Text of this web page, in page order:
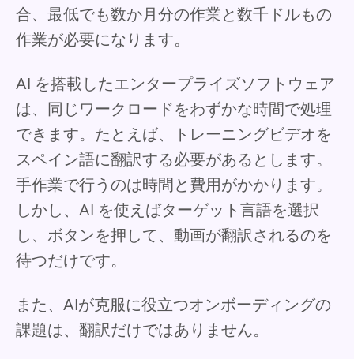
合、最低でも数か月分の作業と数千ドルもの
作業が必要になります。
AI を搭載したエンタープライズソフトウェア
は、同じワークロードをわずかな時間で処理
できます。たとえば、トレーニングビデオを
スペイン語に翻訳する必要があるとします。
手作業で行うのは時間と費用がかかります。
しかし、AI を使えばターゲット言語を選択
し、ボタンを押して、動画が翻訳されるのを
待つだけです。
また、AIが克服に役立つオンボーディングの
課題は、翻訳だけではありません。